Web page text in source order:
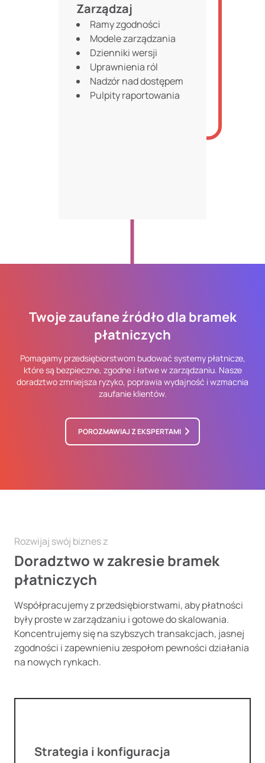
Zarządzaj
Ramy zgodności
Modele zarządzania
Dzienniki wersji
Uprawnienia ról
Nadzór nad dostępem
Pulpity raportowania
Twoje zaufane źródło dla bramek
płatniczych
Pomagamy przedsiębiorstwom budować systemy płatnicze,
które są bezpieczne, zgodne i łatwe w zarządzaniu. Nasze
doradztwo zmniejsza ryzyko, poprawia wydajność i wzmacnia
zaufanie klientów.
POROZMAWIAJ Z EKSPERTAMI
Rozwijaj swój biznes z
Doradztwo w zakresie bramek
płatniczych
Współpracujemy z przedsiębiorstwami, aby płatności
były proste w zarządzaniu i gotowe do skalowania.
Koncentrujemy się na szybszych transakcjach, jasnej
zgodności i zapewnieniu zespołom pewności działania
na nowych rynkach.
Strategia i konfiguracja